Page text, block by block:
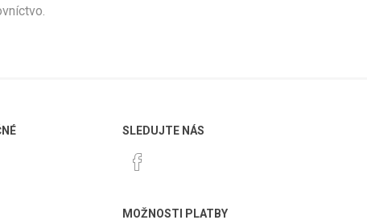
SLEDUJTE NÁS
MOŽNOSTI PLATBY